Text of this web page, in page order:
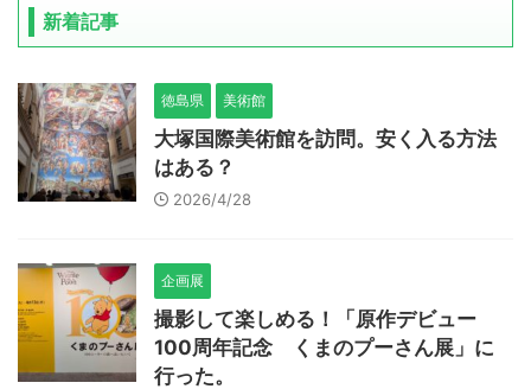
新着記事
徳島県 美術館
大塚国際美術館を訪問。安く入る方法
はある？
2026/4/28
企画展
撮影して楽しめる！「原作デビュー
100周年記念 くまの​プーさん​展」に
行った。